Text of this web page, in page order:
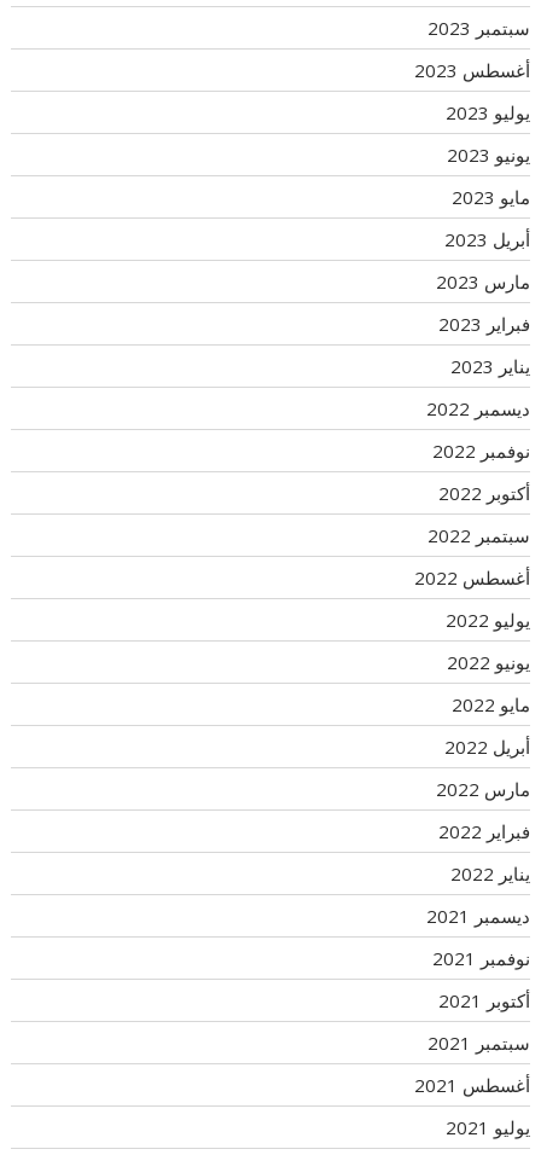
سبتمبر 2023
أغسطس 2023
يوليو 2023
يونيو 2023
مايو 2023
أبريل 2023
مارس 2023
فبراير 2023
يناير 2023
ديسمبر 2022
نوفمبر 2022
أكتوبر 2022
سبتمبر 2022
أغسطس 2022
يوليو 2022
يونيو 2022
مايو 2022
أبريل 2022
مارس 2022
فبراير 2022
يناير 2022
ديسمبر 2021
نوفمبر 2021
أكتوبر 2021
سبتمبر 2021
أغسطس 2021
يوليو 2021